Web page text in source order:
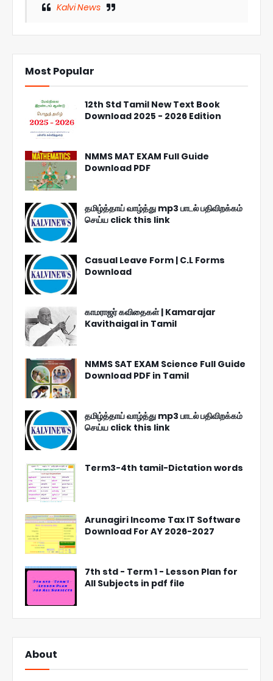
Kalvi News
Most Popular
12th Std Tamil New Text Book
Download 2025 - 2026 Edition
NMMS MAT EXAM Full Guide
Download PDF
தமிழ்த்தாய் வாழ்த்து mp3 பாடல் பதிவிறக்கம்
செய்ய click this link
Casual Leave Form | C.L Forms
Download
காமராஜர் கவிதைகள் | Kamarajar
Kavithaigal in Tamil
NMMS SAT EXAM Science Full Guide
Download PDF in Tamil
தமிழ்த்தாய் வாழ்த்து mp3 பாடல் பதிவிறக்கம்
செய்ய click this link
Term3-4th tamil-Dictation words
Arunagiri Income Tax IT Software
Download For AY 2026-2027
7th std - Term 1 - Lesson Plan for
All Subjects in pdf file
About